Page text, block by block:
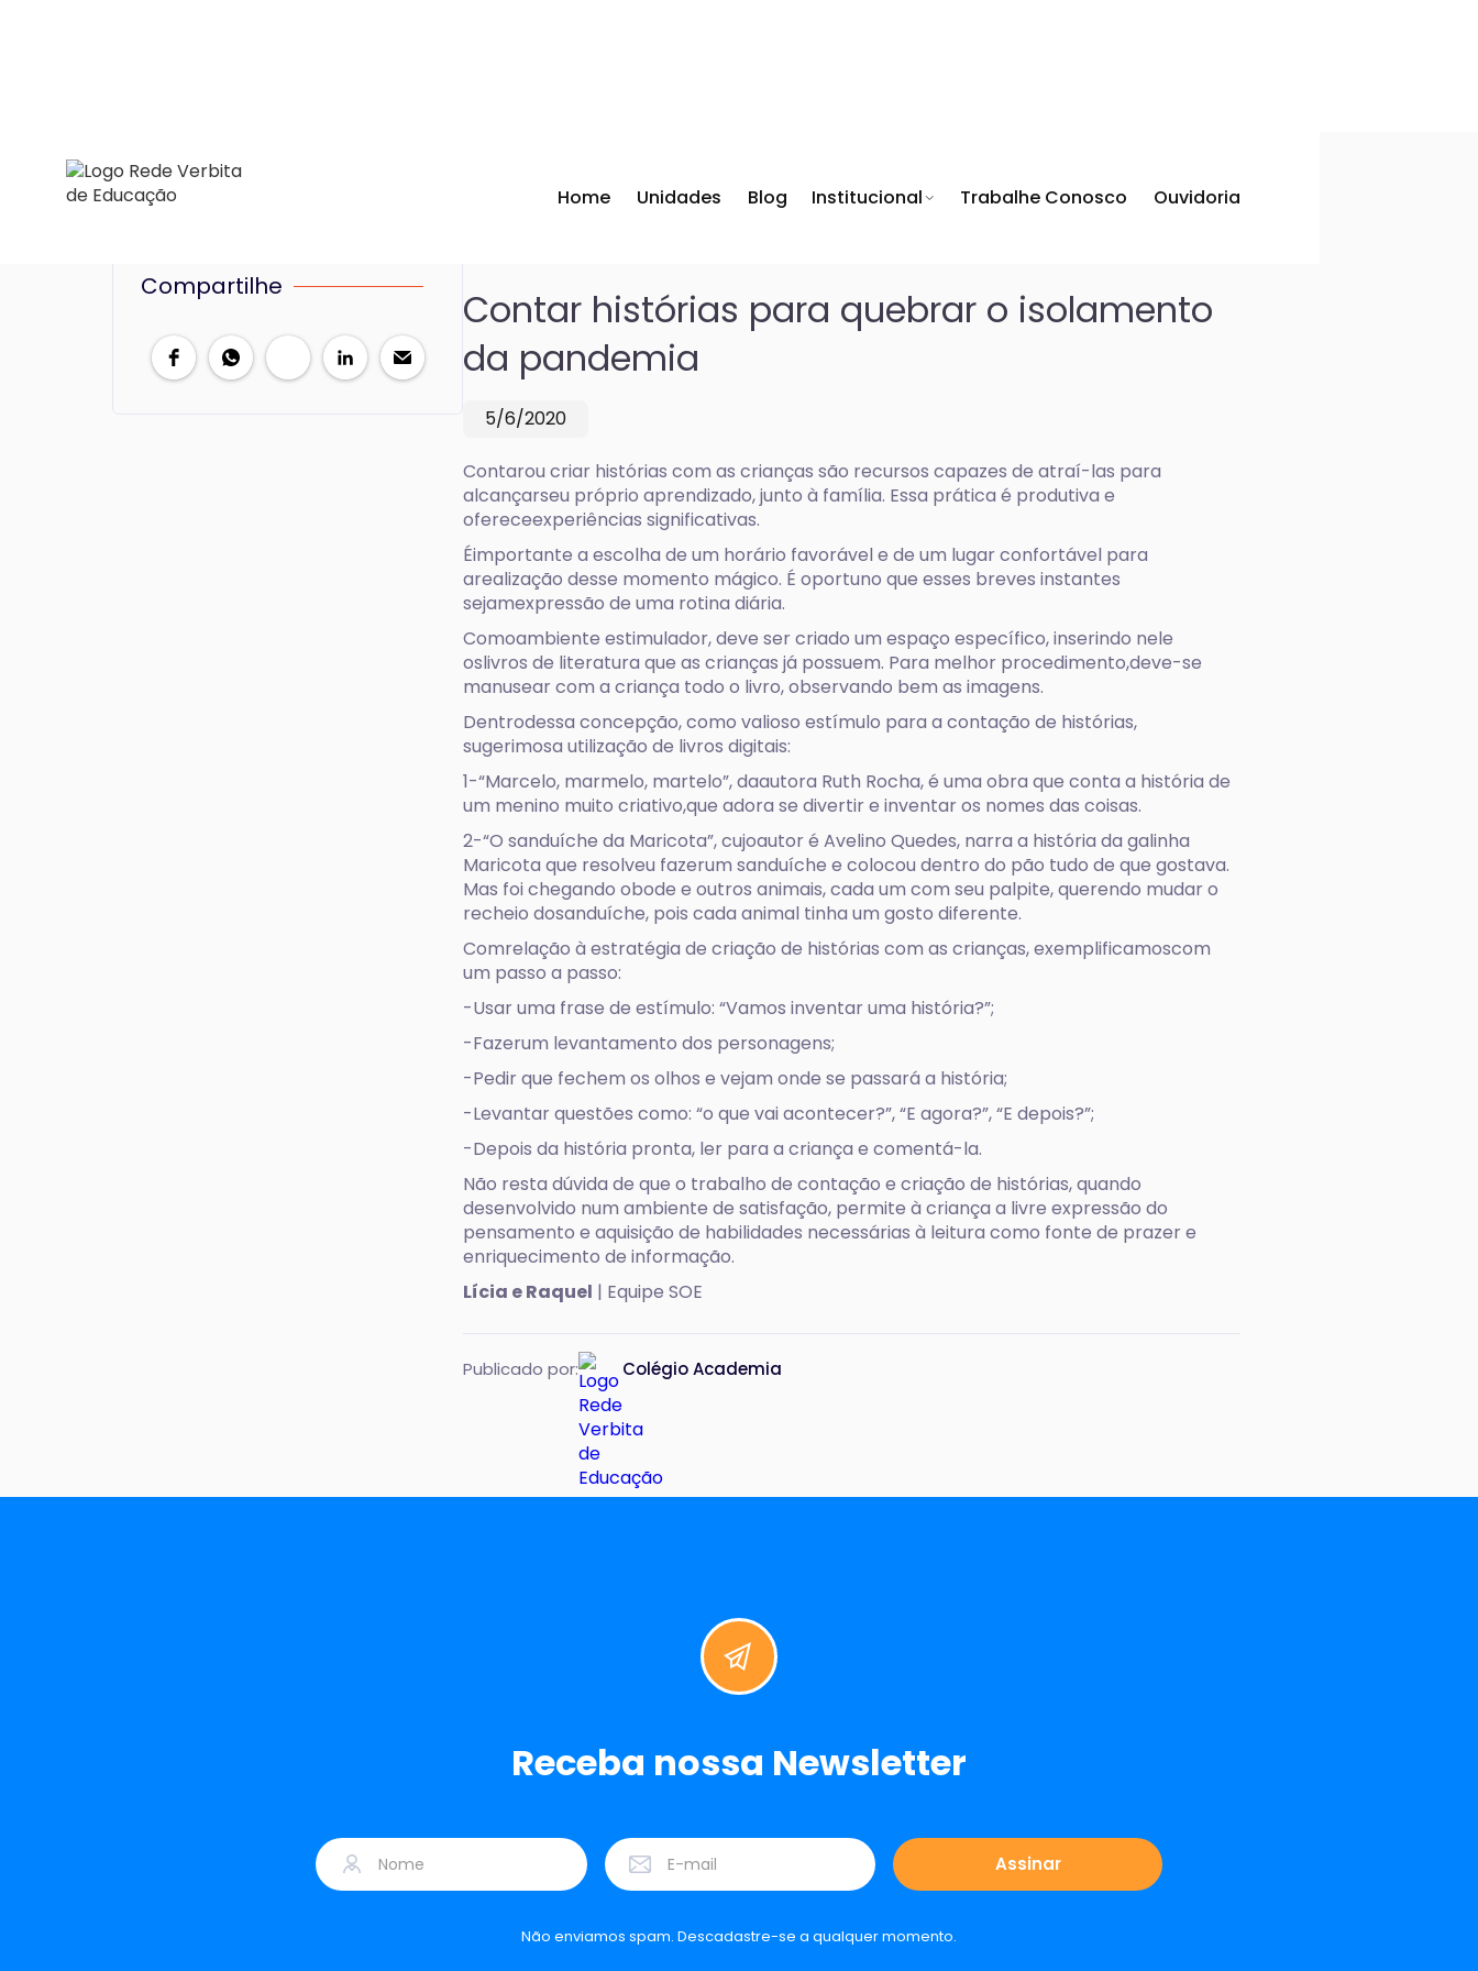
Home Unidades Blog Institucional Trabalhe Conosco Ouvidoria
Compartilhe
Contar histórias para quebrar o isolamento
da pandemia
5/6/2020
Contarou criar histórias com as crianças são recursos capazes de atraí-las para
alcançarseu próprio aprendizado, junto à família. Essa prática é produtiva e
ofereceexperiências significativas.
Éimportante a escolha de um horário favorável e de um lugar confortável para
arealização desse momento mágico. É oportuno que esses breves instantes
sejamexpressão de uma rotina diária.
Comoambiente estimulador, deve ser criado um espaço específico, inserindo nele
oslivros de literatura que as crianças já possuem. Para melhor procedimento,deve-se
manusear com a criança todo o livro, observando bem as imagens.
Dentrodessa concepção, como valioso estímulo para a contação de histórias,
sugerimosa utilização de livros digitais:
1-“Marcelo, marmelo, martelo”, daautora Ruth Rocha, é uma obra que conta a história de
um menino muito criativo,que adora se divertir e inventar os nomes das coisas.
2-“O sanduíche da Maricota”, cujoautor é Avelino Quedes, narra a história da galinha
Maricota que resolveu fazerum sanduíche e colocou dentro do pão tudo de que gostava.
Mas foi chegando obode e outros animais, cada um com seu palpite, querendo mudar o
recheio dosanduíche, pois cada animal tinha um gosto diferente.
Comrelação à estratégia de criação de histórias com as crianças, exemplificamoscom
um passo a passo:
-Usar uma frase de estímulo: “Vamos inventar uma história?”;
-Fazerum levantamento dos personagens;
-Pedir que fechem os olhos e vejam onde se passará a história;
-Levantar questões como: “o que vai acontecer?”, “E agora?”, “E depois?”;
-Depois da história pronta, ler para a criança e comentá-la.
Não resta dúvida de que o trabalho de contação e criação de histórias, quando
desenvolvido num ambiente de satisfação, permite à criança a livre expressão do
pensamento e aquisição de habilidades necessárias à leitura como fonte de prazer e
enriquecimento de informação.
Lícia e Raquel | Equipe SOE
Publicado por: Colégio Academia
Receba nossa Newsletter
Não enviamos spam. Descadastre-se a qualquer momento.